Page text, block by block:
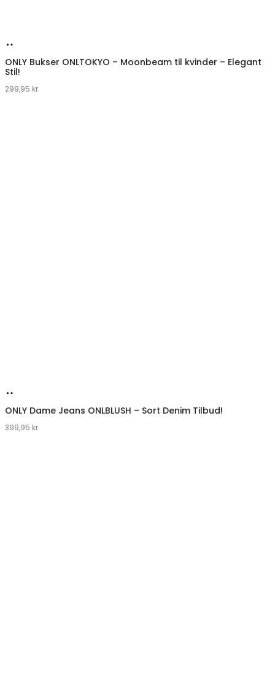
hos
ONLY Bukser ONLTOKYO – Moonbeam til kvinder – Elegant
Stil!
299,95 kr.
hos
Klædeskabet.dk
ONLY Dame Jeans ONLBLUSH – Sort Denim Tilbud!
399,95 kr.